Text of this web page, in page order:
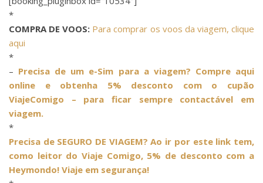
*
COMPRA DE VOOS: Para comprar os voos da viagem, clique
aqui
*
– Precisa de um e-Sim para a viagem? Compre aqui
online e obtenha 5% desconto com o cupão
ViajeComigo – para ficar sempre contactável em
viagem.
*
Precisa de SEGURO DE VIAGEM? Ao ir por este link tem,
como leitor do Viaje Comigo, 5% de desconto com a
Heymondo! Viaje em segurança!